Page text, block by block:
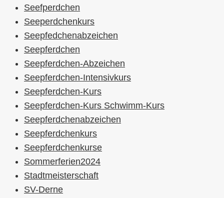
Seefperdchen
Seeperdchenkurs
Seepfedchenabzeichen
Seepferdchen
Seepferdchen-Abzeichen
Seepferdchen-Intensivkurs
Seepferdchen-Kurs
Seepferdchen-Kurs Schwimm-Kurs
Seepferdchenabzeichen
Seepferdchenkurs
Seepferdchenkurse
Sommerferien2024
Stadtmeisterschaft
SV-Derne